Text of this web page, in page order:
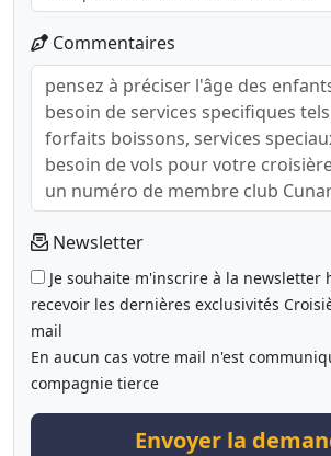
Commentaires
Newsletter
Je souhaite m'inscrire à la newsletter
recevoir les dernières exclusivités
mail
En aucun cas votre mail n'est
compagnie tierce
Envoyer la